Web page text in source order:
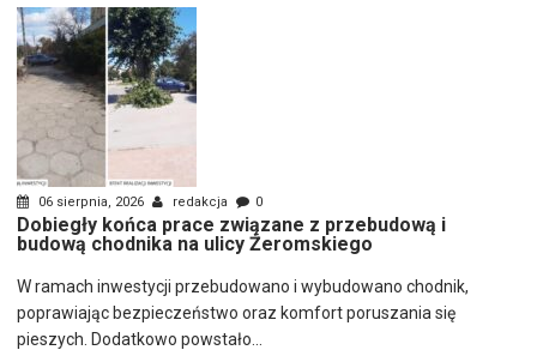
06 sierpnia, 2026 redakcja 0
Dobiegły końca prace związane z przebudową i
budową chodnika na ulicy Żeromskiego
W ramach inwestycji przebudowano i wybudowano chodnik,
poprawiając bezpieczeństwo oraz komfort poruszania się
pieszych. Dodatkowo powstało...